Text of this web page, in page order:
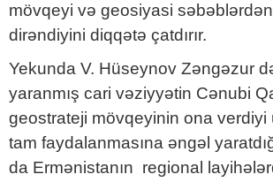
mövqeyi və geosiyasi
dirəndiyini diqqətə çatdırır.
Yekunda V. Hüseynov Zəngəzur
yaranmış cari vəziyyətin Cənubi
geostrateji mövqeyinin ona verdiyi
tam faydalanmasına əngəl
da Ermənistanın regional